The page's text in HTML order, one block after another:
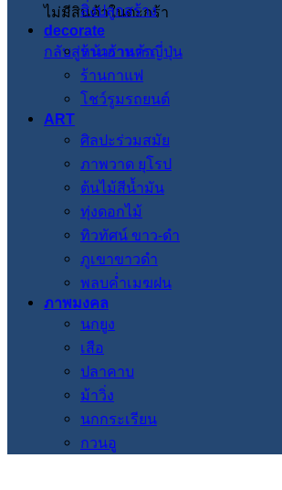
ไม่มีสินค้าในตะกร้า
กลับสู่หน้าร้านค้า
สิ่งปลูกสร้าง
decorate
ร้านอาหารญี่ปุ่น
ร้านกาแฟ
โชว์รูมรถยนต์
ART
ศิลปะร่วมสมัย
ภาพวาด ยุโรป
ต้นไม้สีน้ำมัน
ทุ่งดอกไม้
ทิวทัศน์ ขาว-ดำ
ภูเขาขาวดำ
พลบค่ำเมฆฝน
ภาพมงคล
นกยูง
เสือ
ปลาคาบ
ม้าวิ่ง
นกกระเรียน
กวนอู